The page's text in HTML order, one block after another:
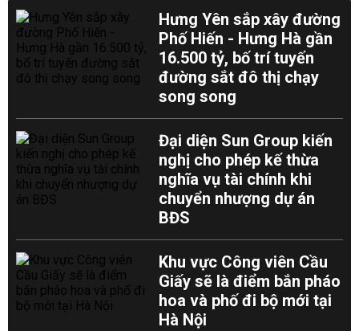
Hưng Yên sắp xây đường
Phố Hiến - Hưng Hà gần
16.500 tỷ, bố trí tuyến
đường sắt đô thị chạy
song song
Đại diện Sun Group kiến
nghị cho phép kế thừa
nghĩa vụ tài chính khi
chuyển nhượng dự án
BĐS
Khu vực Công viên Cầu
Giấy sẽ là điểm bắn pháo
hoa và phố đi bộ mới tại
Hà Nội